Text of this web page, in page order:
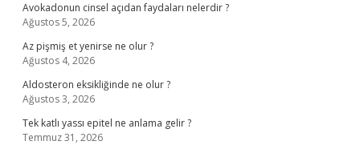
Avokadonun cinsel açıdan faydaları nelerdir ?
Ağustos 5, 2026
Az pişmiş et yenirse ne olur ?
Ağustos 4, 2026
Aldosteron eksikliğinde ne olur ?
Ağustos 3, 2026
Tek katlı yassı epitel ne anlama gelir ?
Temmuz 31, 2026